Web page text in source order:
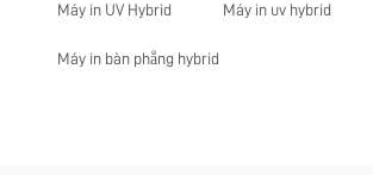
Máy in UV Hybrid Máy in uv hybrid
Máy in bàn phẳng hybrid